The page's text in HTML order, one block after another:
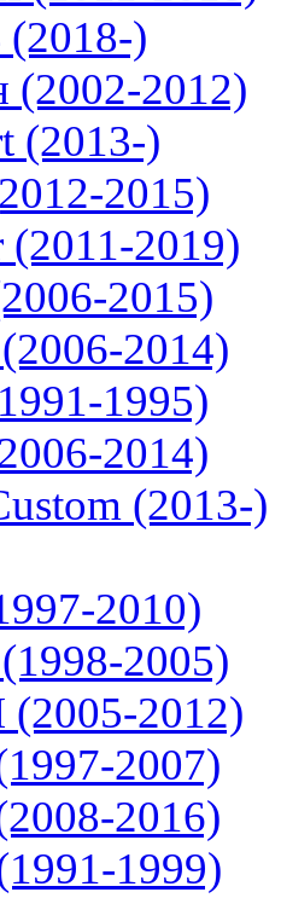
)
2012)
(2013-)
2015)
(2011-2019)
2015)
2014)
1995)
2014)
(2013-)
2010)
2005)
2012)
2007)
2016)
1999)